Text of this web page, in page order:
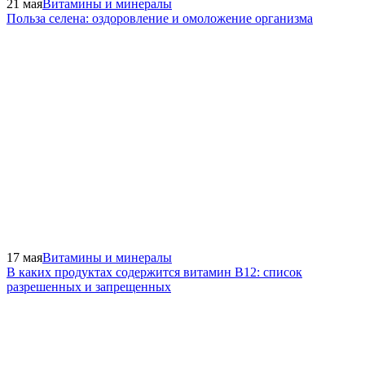
21 маяВитамины и минералы
Польза селена: оздоровление и омоложение организма
17 маяВитамины и минералы
В каких продуктах содержится витамин В12: список
разрешенных и запрещенных